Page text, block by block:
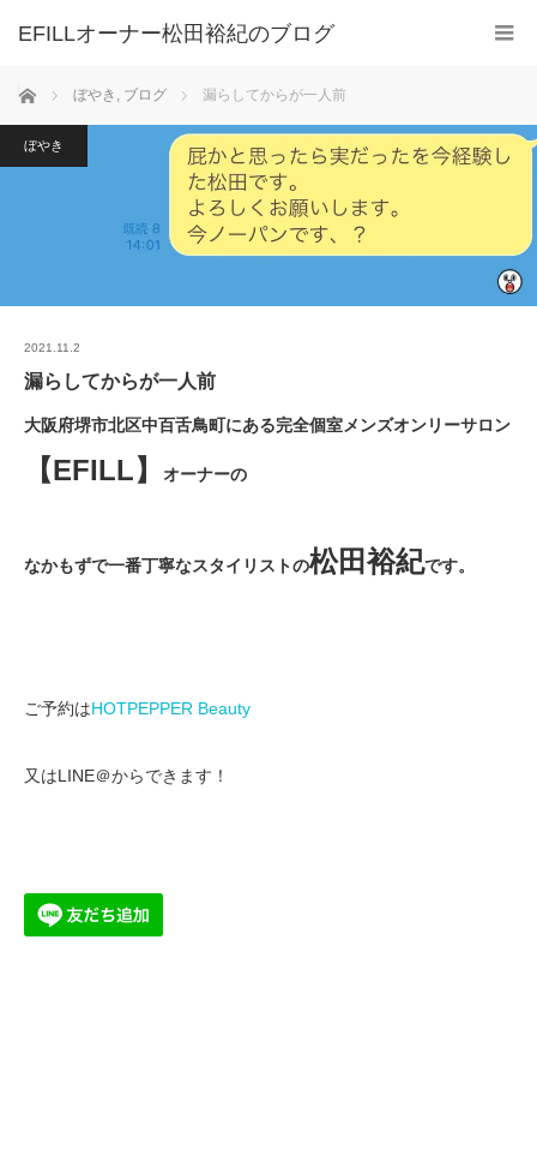
ホーム ぼやき , ブログ 漏らしてからが一人前
ぼやき
2021.11.2
漏らしてからが一人前
大阪府堺市北区中百舌鳥町にある完全個室メンズオンリーサロン
【EFILL】 オーナーの
なかもずで一番丁寧なスタイリストの松田裕紀です。
ご予約はHOTPEPPER Beauty
又はLINE＠からできます！